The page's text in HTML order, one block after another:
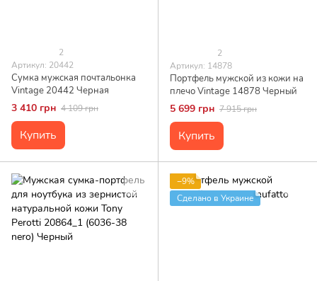
2
Артикул: 20442
Сумка мужская почтальонка
Vintage 20442 Черная
3 410 грн 4 109 грн
Купить
2
Артикул: 14878
Портфель мужской из кожи на
плечо Vintage 14878 Черный
5 699 грн 7 915 грн
Купить
−9%
Сделано в Украине